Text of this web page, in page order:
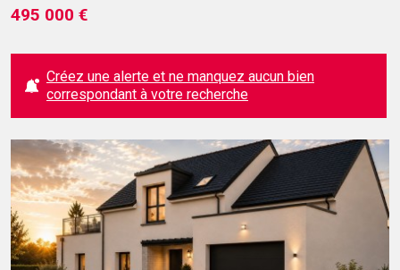
495 000 €
Créez une alerte et ne manquez aucun bien
correspondant à votre recherche